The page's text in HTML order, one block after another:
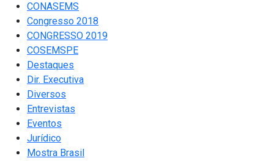
CONASEMS
Congresso 2018
CONGRESSO 2019
COSEMSPE
Destaques
Dir. Executiva
Diversos
Entrevistas
Eventos
Jurídico
Mostra Brasil